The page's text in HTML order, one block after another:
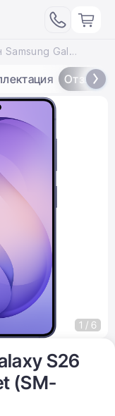
Смартфон Samsung Galaxy S26 12/512GB - Cobalt Violet (SM-S942BZVH)
Отзывы
S26
(SM-
1 / 6